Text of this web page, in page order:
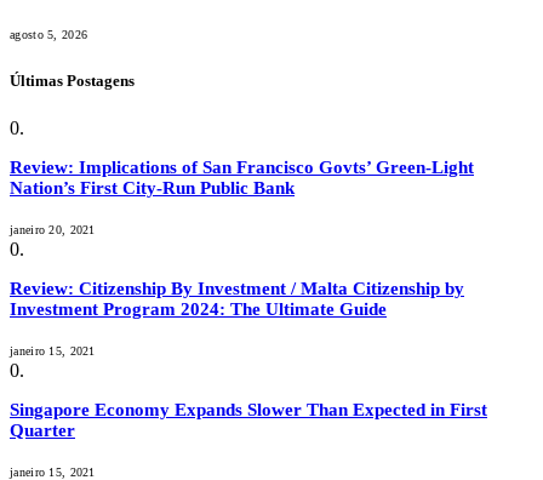
agosto 5, 2026
Últimas Postagens
Review: Implications of San Francisco Govts’ Green-Light
Nation’s First City-Run Public Bank
janeiro 20, 2021
Review: Citizenship By Investment / Malta Citizenship by
Investment Program 2024: The Ultimate Guide
janeiro 15, 2021
Singapore Economy Expands Slower Than Expected in First
Quarter
janeiro 15, 2021